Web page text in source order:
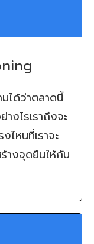
ได้ว่าตลาดนี้
างไรเราถึงจะ
ไหนที่เราจะ
างจุดยืนให้กับ